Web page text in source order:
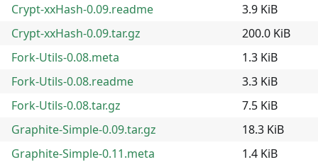
Crypt-xxHash-0.09.readme
3.9 KiB
Crypt-xxHash-0.09.tar.gz
200.0 KiB
Fork-Utils-0.08.meta
1.3 KiB
Fork-Utils-0.08.readme
3.3 KiB
Fork-Utils-0.08.tar.gz
7.5 KiB
Graphite-Simple-0.09.tar.gz
18.3 KiB
Graphite-Simple-0.11.meta
1.4 KiB